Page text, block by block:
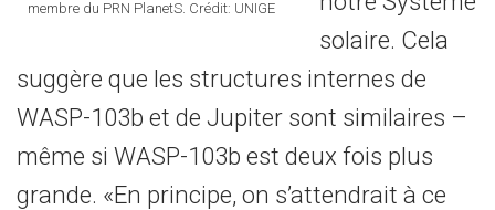
membre du PRN PlanetS. Crédit: UNIGE
solaire. Cela
suggère que les structures internes de
WASP-103b et de Jupiter sont similaires –
même si WASP-103b est deux fois plus
grande. «En principe, on s’attendrait à ce